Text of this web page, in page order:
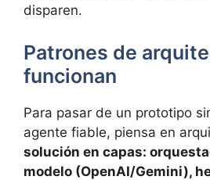
disparen.
Patrones de
funcionan
Para pasar de un prototipo
agente fiable, piensa en
solución en capas:
modelo (OpenAI/Gemini),